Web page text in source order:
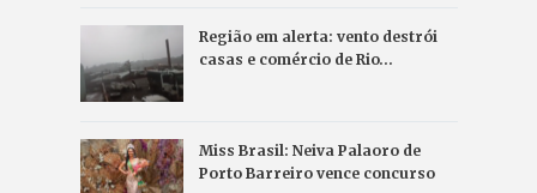
Região em alerta: vento destrói
casas e comércio de Rio…
Miss Brasil: Neiva Palaoro de
Porto Barreiro vence concurso